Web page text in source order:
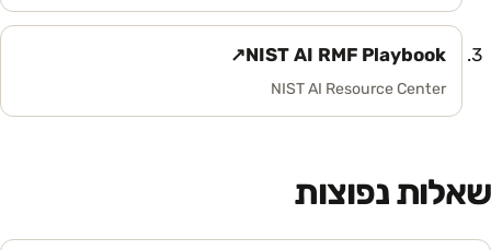
NIST AI RMF Playbook
↗
(נפתח בלשונית חדשה)
NIST AI Resource Center
שאלות נפוצות